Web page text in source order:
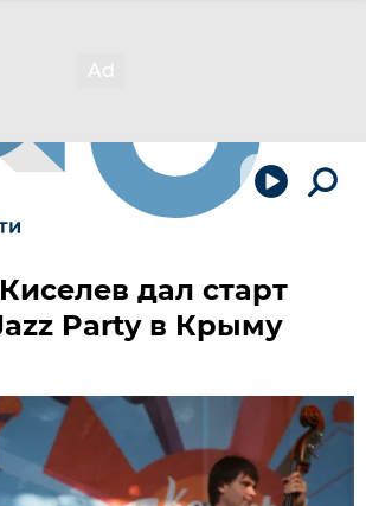
дал старт
Party в Крыму